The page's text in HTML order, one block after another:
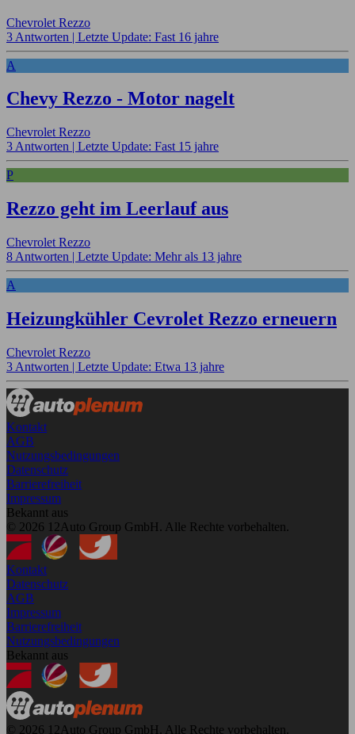
Chevrolet Rezzo
3 Antworten | Letzte Update: Fast 16 jahre
A
Chevy Rezzo - Motor nagelt
Chevrolet Rezzo
3 Antworten | Letzte Update: Fast 15 jahre
P
Rezzo geht im Leerlauf aus
Chevrolet Rezzo
8 Antworten | Letzte Update: Mehr als 13 jahre
A
Heizungkühler Cevrolet Rezzo erneuern
Chevrolet Rezzo
3 Antworten | Letzte Update: Etwa 13 jahre
Kontakt
AGB
Nutzungsbedingungen
Datenschutz
Barrierefreiheit
Impressum
Bekannt aus
© 2026 12Auto Group GmbH. Alle Rechte vorbehalten.
Kontakt
Datenschutz
AGB
Impressum
Barrierefreiheit
Nutzungsbedingungen
Bekannt aus
© 2026 12Auto Group GmbH. Alle Rechte vorbehalten.